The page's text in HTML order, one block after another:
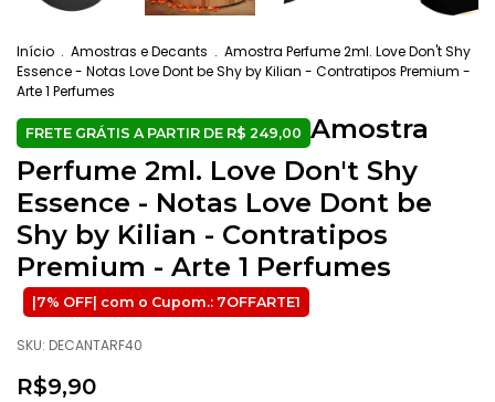
Início . Amostras e Decants . Amostra Perfume 2ml. Love Don't Shy
Essence - Notas Love Dont be Shy by Kilian - Contratipos Premium -
Arte 1 Perfumes
Amostra
Perfume 2ml. Love Don't Shy
Essence - Notas Love Dont be
Shy by Kilian - Contratipos
Premium - Arte 1 Perfumes
SKU: DECANTARF40
R$9,90